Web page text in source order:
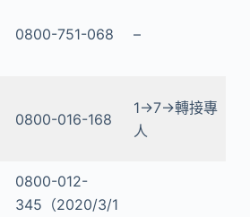
0800-751-068 –
0800-016-168
1→7→轉接專
人
0800-012-
345（2020/3/1